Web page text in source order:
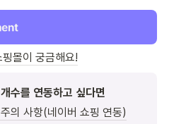
몰이 궁금해요!
수를 연동하고 싶다면
의 사항(네이버 쇼핑 연동)